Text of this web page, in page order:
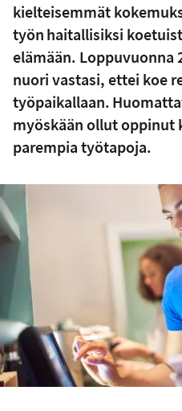
kielteisemmät
työn haitallisiksi
elämään. Loppuvuonna
nuori vastasi, ettei koe
työpaikallaan.
myöskään ollut oppinut
parempia työtapoja.